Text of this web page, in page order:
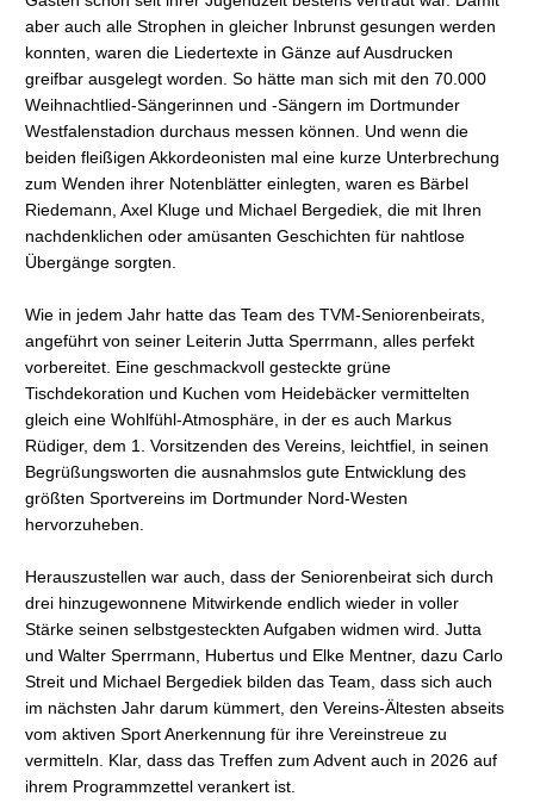
aber auch alle Strophen in gleicher Inbrunst gesungen werden
konnten, waren die Liedertexte in Gänze auf Ausdrucken
greifbar ausgelegt worden. So hätte man sich mit den 70.000
Weihnachtlied-Sängerinnen und -Sängern im Dortmunder
Westfalenstadion durchaus messen können. Und wenn die
beiden fleißigen Akkordeonisten mal eine kurze Unterbrechung
zum Wenden ihrer Notenblätter einlegten, waren es Bärbel
Riedemann, Axel Kluge und Michael Bergediek, die mit Ihren
nachdenklichen oder amüsanten Geschichten für nahtlose
Übergänge sorgten.
Wie in jedem Jahr hatte das Team des TVM-Seniorenbeirats,
angeführt von seiner Leiterin Jutta Sperrmann, alles perfekt
vorbereitet. Eine geschmackvoll gesteckte grüne
Tischdekoration und Kuchen vom Heidebäcker vermittelten
gleich eine Wohlfühl-Atmosphäre, in der es auch Markus
Rüdiger, dem 1. Vorsitzenden des Vereins, leichtfiel, in seinen
Begrüßungsworten die ausnahmslos gute Entwicklung des
größten Sportvereins im Dortmunder Nord-Westen
hervorzuheben.
Herauszustellen war auch, dass der Seniorenbeirat sich durch
drei hinzugewonnene Mitwirkende endlich wieder in voller
Stärke seinen selbstgesteckten Aufgaben widmen wird. Jutta
und Walter Sperrmann, Hubertus und Elke Mentner, dazu Carlo
Streit und Michael Bergediek bilden das Team, dass sich auch
im nächsten Jahr darum kümmert, den Vereins-Ältesten abseits
vom aktiven Sport Anerkennung für ihre Vereinstreue zu
vermitteln. Klar, dass das Treffen zum Advent auch in 2026 auf
ihrem Programmzettel verankert ist.